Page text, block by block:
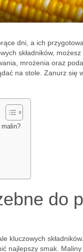
dni, a ich
składników,
mrożenia oraz
na stole. Zanurz się
do
kluczowych składników.
najlepszy smak.